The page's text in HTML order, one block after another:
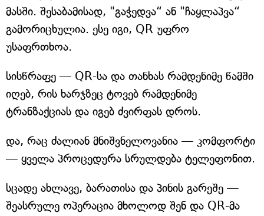
მასში. შესაბამისად, "გაჭედვა“ ან "ჩაყლაპვა“
გამორიცხულია. ესე იგი, QR უფრო
უსაფრთხოა.
სისწრაფე — QR-სა და თანხას რამდენიმე წამში
იღებ, რის ხარჯზეც ტოვებ რამდენიმე
ტრანზაქციას და იგებ ძვირფას დროს.
და, რაც ძალიან მნიშვნელოვანია — კომფორტი
— ყველა პროცედურა სრულდება ტელეფონით.
სცადე ახლავე, ბარათისა და პინის გარეშე —
შეასრულე ოპერაცია მხოლოდ შენ და QR-მა